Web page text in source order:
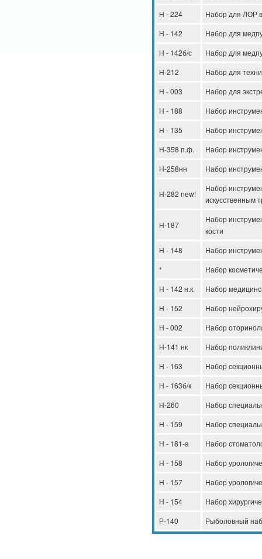
Н - 224
Набор для ЛОР
Н - 142
Набор для
Н - 142б/с
Набор для
Н-212
Набор для
Н - 003
Набор для
Н - 188
Набор
Н - 135
Набор
Н-358 п.ф.
Набор
Н-258нн
Набор
Н-282 new!
Набор
искусственным
Н-187
Набор
кости
Н - 148
Набор
*
Набор
Н - 142 н.к.
Набор
Н - 152
Набор
Н - 002
Набор
Н-141 нк
Набор
Н - 163
Набор
Н - 163б/к
Набор
Н-260
Набор
Н - 159
Набор
Н - 181-а
Набор
Н - 158
Набор
Н - 157
Набор
Н - 154
Набор
Р-140
Рыболовный